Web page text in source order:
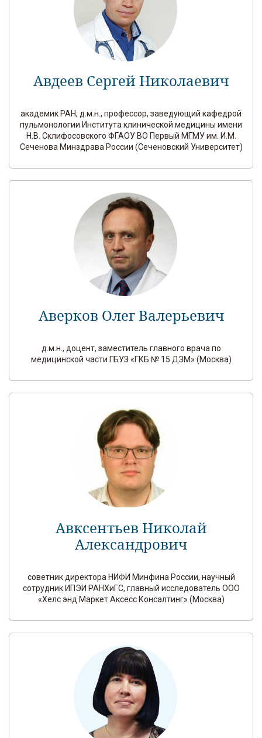
Авдеев Сергей Николаевич
академик РАН, д.м.н., профессор, заведующий кафедрой
пульмонологии Института клинической медицины имени
Н.В. Склифосовского ФГАОУ ВО Первый МГМУ им. И.М.
Сеченова Минздрава России (Сеченовский Университет)
Аверков Олег Валерьевич
д.м.н., доцент, заместитель главного врача по
медицинской части ГБУЗ «ГКБ № 15 ДЗМ» (Москва)
Авксентьев Николай
Александрович
советник директора НИФИ Минфина России, научный
сотрудник ИПЭИ РАНХиГС, главный исследователь ООО
«Хелс энд Маркет Аксесс Консалтинг» (Москва)